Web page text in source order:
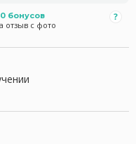
бонусов
отзыв с фото